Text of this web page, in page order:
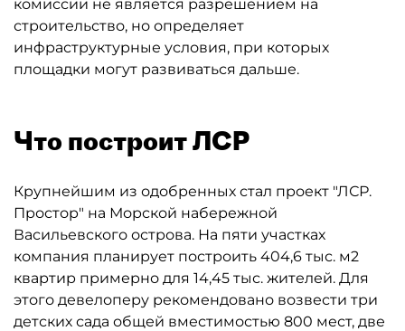
комиссии не является разрешением на
строительство, но определяет
инфраструктурные условия, при которых
площадки могут развиваться дальше.
Что построит ЛСР
Крупнейшим из одобренных стал проект "ЛСР.
Простор" на Морской набережной
Васильевского острова. На пяти участках
компания планирует построить 404,6 тыс. м2
квартир примерно для 14,45 тыс. жителей. Для
этого девелоперу рекомендовано возвести три
детских сада общей вместимостью 800 мест, две